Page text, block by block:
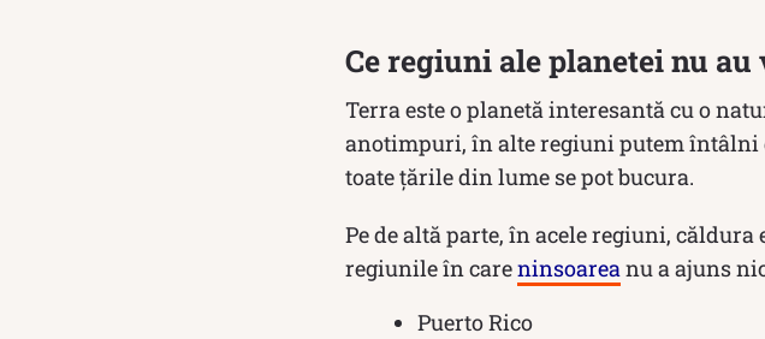
Ce regiuni ale planetei nu
Terra este o planetă interesantă cu o
anotimpuri, în alte regiuni putem întâlni
toate țările din lume se pot bucura.
Pe de altă parte, în acele regiuni,
regiunile în careninsoareanu a ajuns
Puerto Rico